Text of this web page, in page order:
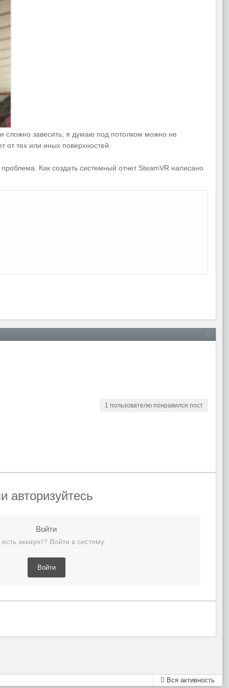
сложно завесить, я думаю под потолком можно не
от тех или иных поверхностей.
Как создать системный отчет SteamVR написано
1 пользователю понравился пост
авторизуйтесь
Войти
аккаунт? Войти в систему.
Войти
Вся активность